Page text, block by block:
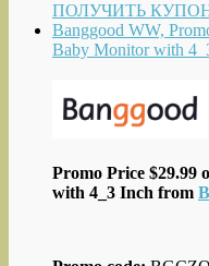
ПОЛУЧИТЬ
Banggood WW,
Baby Monitor with
Promo Price $29.99
with 4_3 Inch from